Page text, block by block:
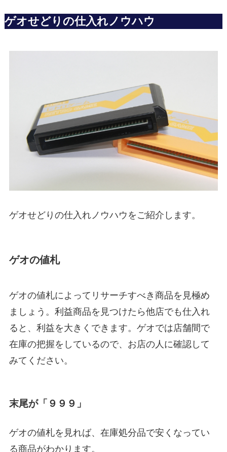
ゲオせどりの仕入れノウハウ
ゲオせどりの仕入れノウハウをご紹介します。
ゲオの値札
ゲオの値札によってリサーチすべき商品を見極め
ましょう。利益商品を見つけたら他店でも仕入れ
ると、利益を大きくできます。ゲオでは店舗間で
在庫の把握をしているので、お店の人に確認して
みてください。
末尾が「９９９」
ゲオの値札を見れば、在庫処分品で安くなってい
る商品がわかります。